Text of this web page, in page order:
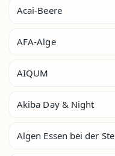
Acai-Beere
AFA-Alge
AIQUM
Akiba Day & Night
Algen Essen bei der